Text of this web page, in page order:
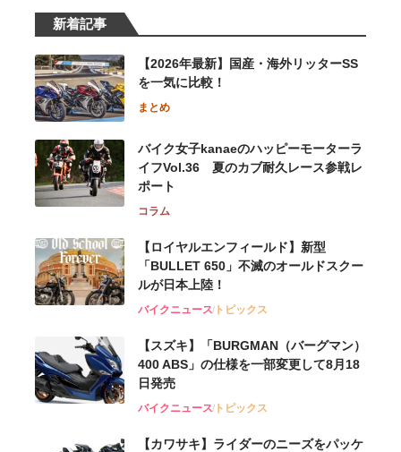
新着記事
【2026年最新】国産・海外リッターSS
を一気に比較！
まとめ
バイク女子kanaeのハッピーモーターラ
イフVol.36 夏のカブ耐久レース参戦レ
ポート
コラム
【ロイヤルエンフィールド】新型
「BULLET 650」不滅のオールドスクー
ルが⽇本上陸！
バイクニューストピックス
【スズキ】「BURGMAN（バーグマン）
400 ABS」の仕様を一部変更して8月18
日発売
バイクニューストピックス
【カワサキ】ライダーのニーズをパッケ